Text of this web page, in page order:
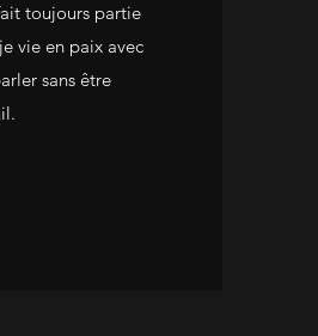
toujours partie
vie en paix avec
sans être